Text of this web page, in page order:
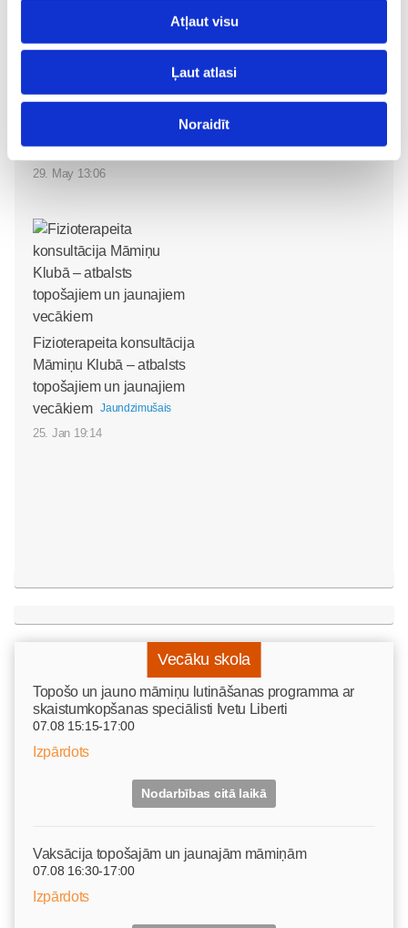
Atļaut visu
Ļaut atlasi
Noraidīt
Bērnu slimnīcas
līderību jaundzimušo
Jaundzimušais
29. May 13:06
Drošība, par kuru daudzi
no BALTA
Jaundzimušais
30. Jan 10:58
Fizioterapeita konsultācija
Māmiņu Klubā – atbalsts
topošajiem un jaunajiem
vecākiem
Jaundzimušais
25. Jan 19:14
Vecāku skola
Topošo un jauno māmiņu lutināšanas programma ar
skaistumkopšanas speciālisti Ivetu Liberti
07.08 15:15-17:00
Izpārdots
Nodarbības citā laikā
Vaksācija topošajām un jaunajām māmiņām
07.08 16:30-17:00
Izpārdots